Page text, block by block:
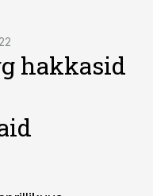
hakkasid